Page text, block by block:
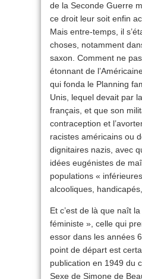
de la Seconde Guerre
ce droit leur soit enfin
Mais entre-temps, il
choses, notamment
saxon. Comment ne
étonnant de
qui fonda le Planning
Unis, lequel devait par
français, et que son
contraception et
racistes américains ou
dignitaires nazis, avec
idées eugénistes de
populations «
alcooliques,
Et c’est de là que naît
féministe », celle qui
essor dans les années
point de départ est
publication en 1949 du
Sexe de Simone de